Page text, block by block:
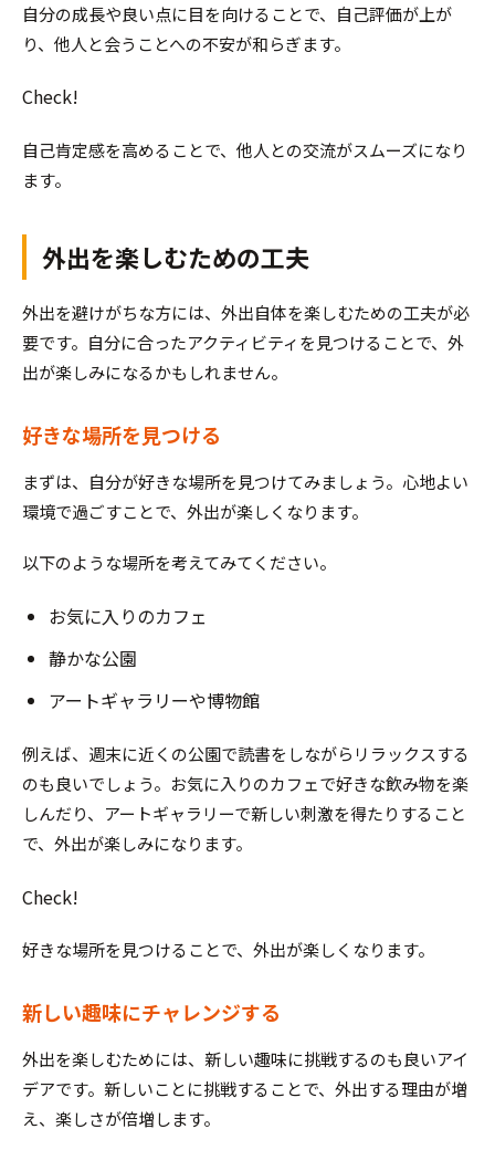
自分の成長や良い点に目を向けることで、自己評価が上が
り、他人と会うことへの不安が和らぎます。
Check!
自己肯定感を高めることで、他人との交流がスムーズになり
ます。
外出を楽しむための工夫
外出を避けがちな方には、外出自体を楽しむための工夫が必
要です。自分に合ったアクティビティを見つけることで、外
出が楽しみになるかもしれません。
好きな場所を見つける
まずは、自分が好きな場所を見つけてみましょう。心地よい
環境で過ごすことで、外出が楽しくなります。
以下のような場所を考えてみてください。
お気に入りのカフェ
静かな公園
アートギャラリーや博物館
例えば、週末に近くの公園で読書をしながらリラックスする
のも良いでしょう。お気に入りのカフェで好きな飲み物を楽
しんだり、アートギャラリーで新しい刺激を得たりすること
で、外出が楽しみになります。
Check!
好きな場所を見つけることで、外出が楽しくなります。
新しい趣味にチャレンジする
外出を楽しむためには、新しい趣味に挑戦するのも良いアイ
デアです。新しいことに挑戦することで、外出する理由が増
え、楽しさが倍増します。